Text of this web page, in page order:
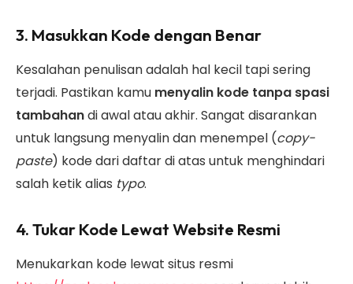
3. Masukkan Kode dengan Benar
Kesalahan penulisan adalah hal kecil tapi sering
terjadi. Pastikan kamu menyalin kode tanpa spasi
tambahandi awal atau akhir. Sangat disarankan
untuk langsung menyalin dan menempel (copy-
paste) kode dari daftar di atas untuk menghindari
salah ketik alias typo.
4. Tukar Kode Lewat Website Resmi
Menukarkan kode lewat situs resmi